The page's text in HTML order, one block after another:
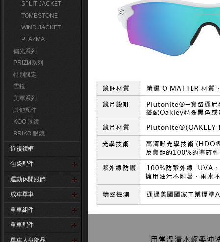
SPLIT JACKET
TOMBSTONE
WIND JACKET
PLAZMA
偏光系列
PRIZM系列
特別限定
雪鏡
美軍系列
其他配件
KOO 眼鏡
BRIKO 眼鏡
近視鏡框
包袋配件
運動休閒服飾
成車單車
單車組件
單車配件
單車人身部品